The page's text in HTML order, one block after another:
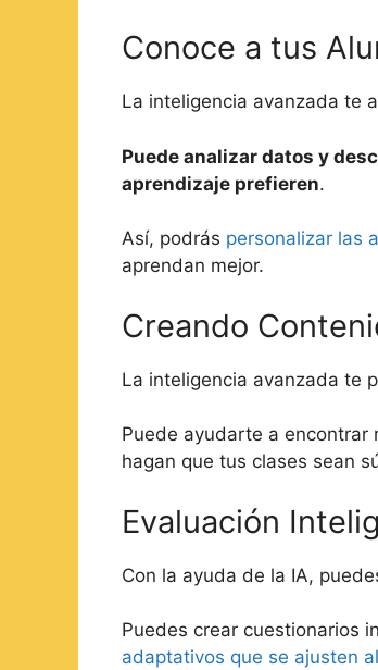
Conoce a tus
La inteligencia avanzada te
Puede analizar datos y
aprendizaje prefieren.
Así, podrás personalizar las
aprendan mejor.
Creando
La inteligencia avanzada te
Puede ayudarte a encontrar
hagan que tus clases sean
Evaluación
Con la ayuda de la IA,
Puedes crear cuestionarios
adaptativos que se ajusten